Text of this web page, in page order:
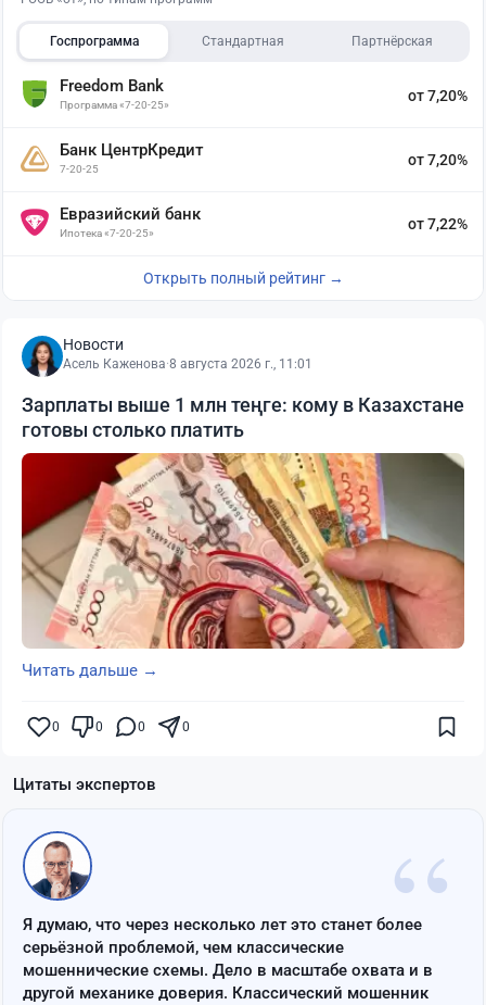
Госпрограмма Стандартная Партнёрская
Freedom Bank
Программа «7-20-25»
от 7,20%
Банк ЦентрКредит
7-20-25
от 7,20%
Евразийский банк
Ипотека «7-20-25»
от 7,22%
Открыть полный рейтинг →
Новости
Асель Каженова·8 августа 2026 г., 11:01
Зарплаты выше 1 млн теңге: кому в Казахстане
готовы столько платить
Читать дальше →
0 0 0 0
Цитаты экспертов
“
Я думаю, что через несколько лет это станет более
серьёзной проблемой, чем классические
мошеннические схемы. Дело в масштабе охвата и в
другой механике доверия. Классический мошенник